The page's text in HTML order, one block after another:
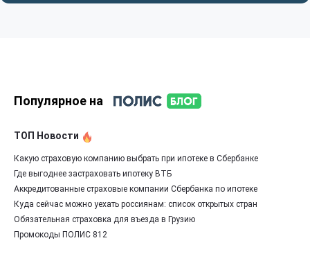
Популярное на
ТОП Новости
Какую страховую компанию выбрать при ипотеке в Сбербанке
Где выгоднее застраховать ипотеку ВТБ
Аккредитованные страховые компании Сбербанка по ипотеке
Куда сейчас можно уехать россиянам: список открытых стран
Обязательная страховка для въезда в Грузию
Промокоды ПОЛИС 812